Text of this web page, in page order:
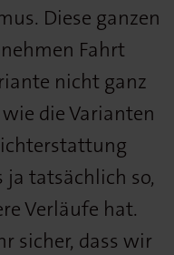
Diese ganzen
Fahrt
nicht ganz
die Varianten
tatsächlich so,
Verläufe hat.
sicher, dass wir